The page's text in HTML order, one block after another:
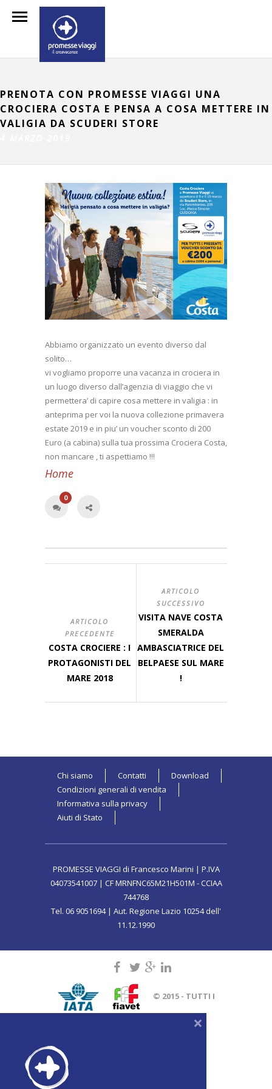
PRENOTA CON PROMESSE VIAGGI UNA
CROCIERA COSTA E PENSA A COSA METTERE IN
VALIGIA DA SCUDERI STORE
Abbiamo organizzato un evento diverso dal
solito…
vi vogliamo proporre una vacanza in crociera in
un luogo diverso dall’agenzia di viaggio che vi
permettera’ di capire cosa mettere in valigia : in
anteprima per voi la nuova collezione primavera
estate 2019 e in piu’ un voucher sconto di 200
Euro (a cabina) sulla tua prossima Crociera Costa,
non mancare , ti aspettiamo !!!
Home
0
ARTICOLO
PRECEDENTE
COSTA CROCIERE : I
PROTAGONISTI DEL
MARE 2018
ARTICOLO
SUCCESSIVO
VISITA NAVE COSTA
SMERALDA
AMBASCIATRICE DEL
BELPAESE SUL MARE
!
Chi siamo Contatti
Download
Condizioni generali di vendita
Informativa sulla privacy
Aiuti di Stato
PROMESSE VIAGGI di Francesco Marini | P.IVA
04073541007 | CF MRNFNC65M21H501M - CCIAA
744768
Tel. 06 9051694 | Aut. Regione Lazio 10254 dell'
11.12.1990
© 2015 - TUTTI I
×